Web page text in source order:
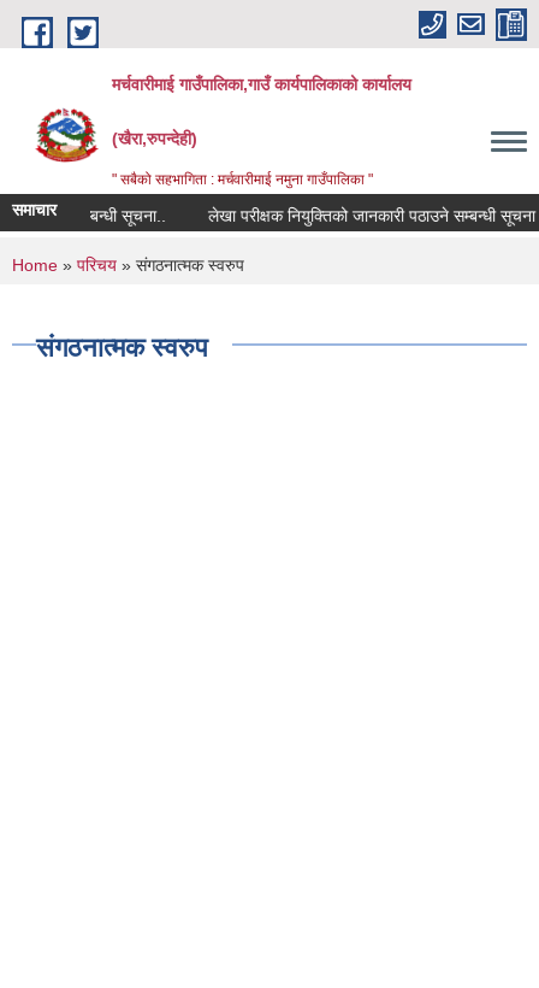
Skip to main content
मर्चवारीमाई गाउँपालिका,गाउँ कार्यपालिकाको कार्यालय
(खैरा,रुपन्देही)
" सबैको सहभागिता : मर्चवारीमाई नमुना गाउँपालिका "
समाचार
विवरण सम्बन्धी सूचना.. लेखा परीक्षक नियुक्तिको जानकारी पठाउने सम्बन्धी सूचना
You are here
Home » परिचय » संगठनात्मक स्वरुप
संगठनात्मक स्वरुप